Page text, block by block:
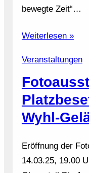
bewegte Zeit“…
Weiterlesen »
Veranstaltungen
Wyhl-
Eröffnung der
14.03.25, 19.00